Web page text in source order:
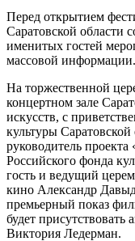
Перед открытием
Саратовской области
именитых гостей
массовой информации.
На торжественной
концертном зале
искусств, с
культуры
руководитель проекта
Российского фонда
гость и ведущий
кино Александр
премьерный показ
будет присутствовать
Виктория Ледерман.